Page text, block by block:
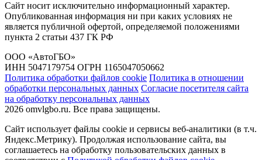
Сайт носит исключительно информационный характер.
Опубликованная информация ни при каких условиях не
является публичной офертой, определяемой положениями
пункта 2 статьи 437 ГК РФ
ООО «АвтоГБО»
ИНН 5047179754 ОГРН 1165047050662
Политика обработки файлов cookie Политика в отношении
обработки персональных данных Согласие посетителя сайта
на обработку персональных данных
2026 omvlgbo.ru. Все права защищены.
Сайт использует файлы cookie и сервисы веб-аналитики (в т.ч.
Яндекс.Метрику). Продолжая использование сайта, вы
соглашаетесь на обработку пользовательских данных в